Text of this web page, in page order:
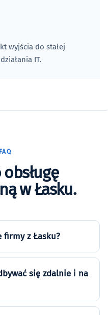
wyjścia do stałej
IT.
FAQ
w Łasku.
firmy z Łasku?
się zdalnie i na